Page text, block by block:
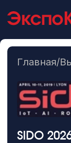
Главная/
SIDO